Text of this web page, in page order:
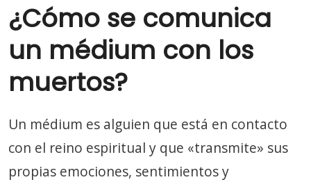
¿Cómo se comunica
un médium con los
muertos?
Un médium es alguien que está en contacto
con el reino espiritual y que «transmite» sus
propias emociones, sentimientos y